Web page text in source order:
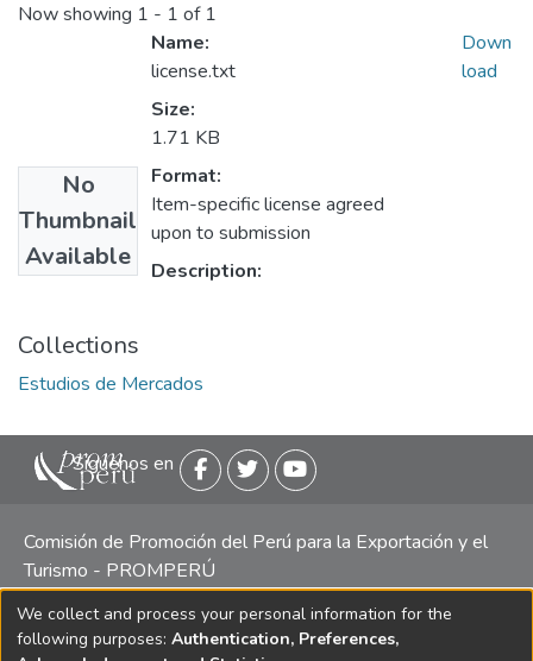
Now showing 1 - 1 of 1
No
Thumbnail
Available
Name:
license.txt
Size:
1.71 KB
Format:
Item-specific license agreed
upon to submission
Description:
Down
load
Collections
Estudios de Mercados
Siguenos en
Comisión de Promoción del Perú para la Exportación y el
Turismo - PROMPERÚ
Central telefónica: (511) 616 7300 / 616 7400 Calle Uno
Oeste 50, Edificio Mincetur, Pisos 13 y 14, San Isidro -
We collect and process your personal information for the
following purposes: Authentication, Preferences,